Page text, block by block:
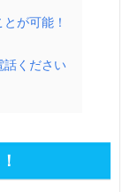
が可能！
話ください